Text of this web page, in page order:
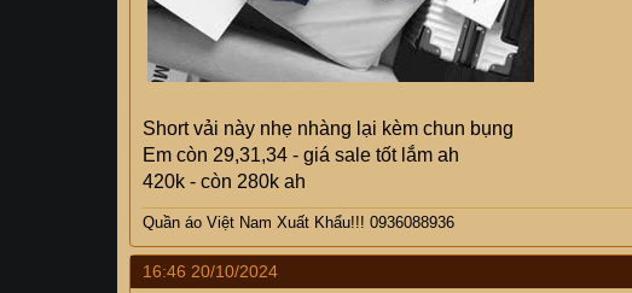
Short vải này nhẹ nhàng lại kèm chun bụng
Em còn 29,31,34 - giá sale tốt lắm ah
420k - còn 280k ah
Quần áo Việt Nam Xuất Khẩu!!! 0936088936
16:46 20/10/2024